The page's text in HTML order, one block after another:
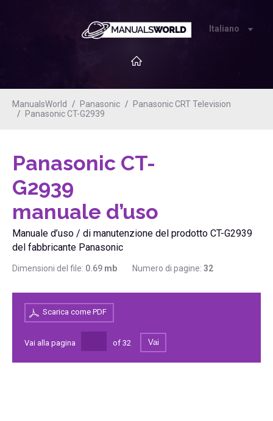
Italiano
ManualsWorld Panasonic
Panasonic CRT Television
Panasonic CT-G2939
Panasonic CT-
G2939
manuale d’uso
Manuale d’uso / di manutenzione del prodotto CT-G2939
del fabbricante Panasonic
Dimensioni del file: 0.69 mb Numero di pagine: 32
Scarica come PDF
Vai alla pagina of 32 Vai